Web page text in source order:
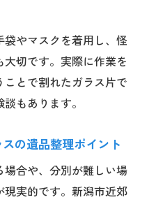
やマスクを着用し、怪
切です。実際に作業を
とで割れたガラス片で
もあります。
の遺品整理ポイント
合や、分別が難しい場
実的です。新潟市近郊